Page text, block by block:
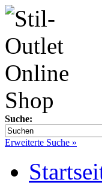
Suche:
Erweiterte Suche »